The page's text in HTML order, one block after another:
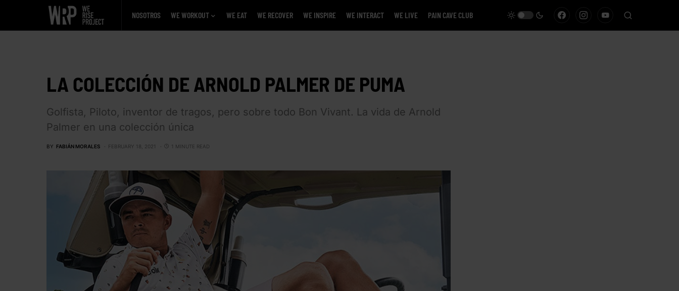
NOSOTROS WE WORKOUT WE EAT WE RECOVER WE INSPIRE WE INTERACT WE LIVE PAIN CAVE CLUB
LA COLECCIÓN DE ARNOLD PALMER DE PUMA
Golfista, Piloto, inventor de tragos, pero sobre todo Bon Vivant. La vida de Arnold
Palmer en una colección única
BY FABIÁN MORALES FEBRUARY 18, 2021 1 MINUTE READ